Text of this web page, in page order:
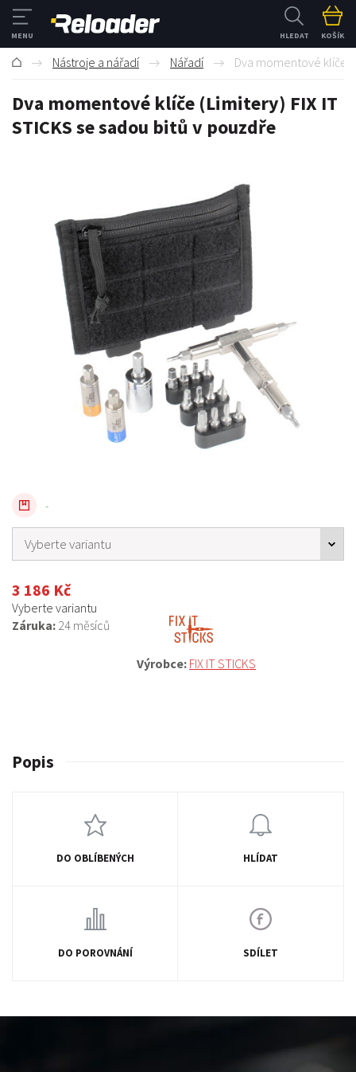
HLEDAT KOŠÍK
Nástroje a nářadí Nářadí Dva momentové klíče
Dva momentové klíče (Limitery) FIX IT
STICKS se sadou bitů v pouzdře
Záruka: 24 měsíců
Výrobce: FIX IT STICKS
-
3 186 Kč
Vyberte variantu
Popis
DO OBLÍBENÝCH HLÍDAT
DO POROVNÁNÍ SDÍLET